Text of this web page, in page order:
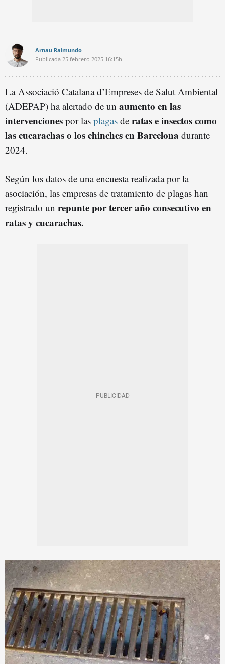
Arnau Raimundo
Publicada 25 febrero 2025 16:15h
La Associació Catalana d’Empreses de Salut Ambiental
(ADEPAP) ha alertado de un aumento en las
intervenciones por las plagas de ratas e insectos como
las cucarachas o los chinches en Barcelona durante
2024.
Según los datos de una encuesta realizada por la
asociación, las empresas de tratamiento de plagas han
registrado un repunte por tercer año consecutivo en
ratas y cucarachas.